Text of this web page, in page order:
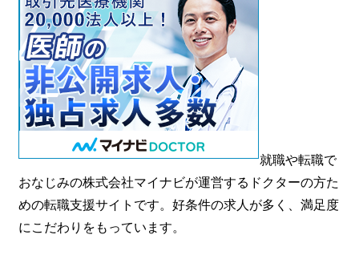
就職や転職で
おなじみの株式会社マイナビが運営するドクターの方た
めの転職支援サイトです。好条件の求人が多く、満足度
にこだわりをもっています。